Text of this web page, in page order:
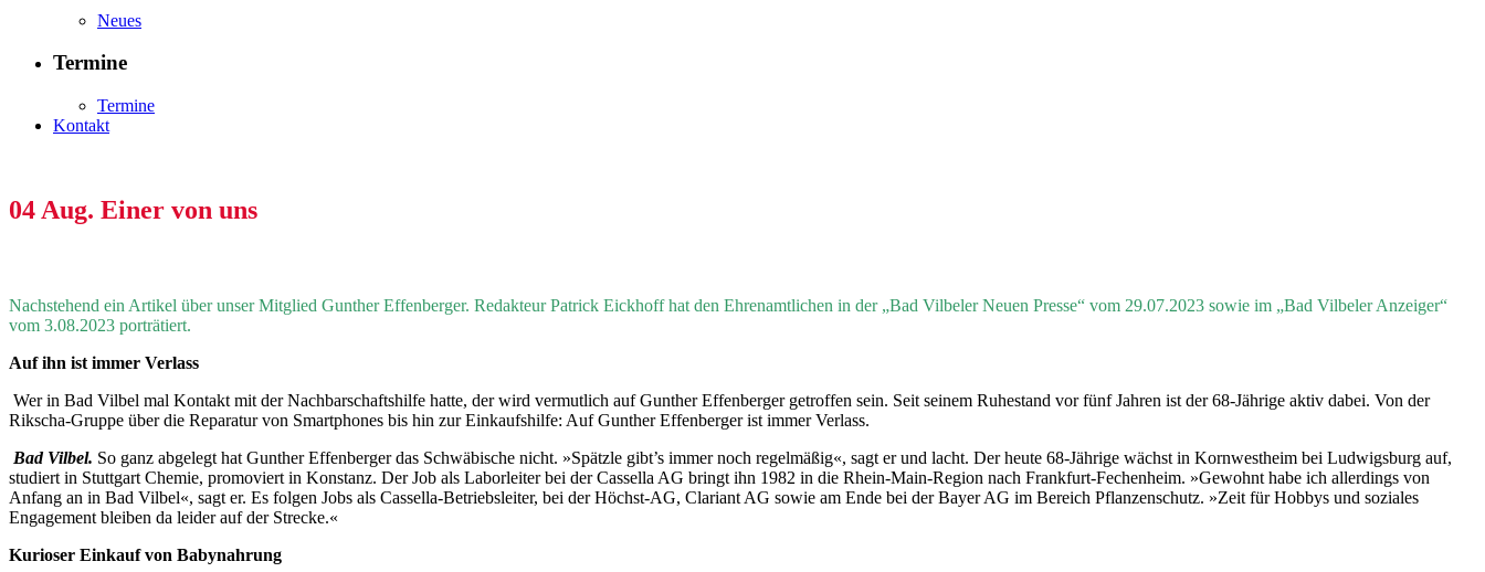
Neues
Termine
Termine
Kontakt
04 Aug. Einer von uns
Nachstehend ein Artikel über unser Mitglied Gunther Effenberger. Redakteur Patrick Eickhoff hat den Ehrenamtlichen in der „Bad Vilbeler Neuen Presse“ vom 29.07.2023 sowie im „Bad Vilbeler Anzeiger“
vom 3.08.2023 porträtiert.
Auf ihn ist immer Verlass
Wer in Bad Vilbel mal Kontakt mit der Nachbarschaftshilfe hatte, der wird vermutlich auf Gunther Effenberger getroffen sein. Seit seinem Ruhestand vor fünf Jahren ist der 68-Jährige aktiv dabei. Von der
Rikscha-Gruppe über die Reparatur von Smartphones bis hin zur Einkaufshilfe: Auf Gunther Effenberger ist immer Verlass.
Bad Vilbel. So ganz abgelegt hat Gunther Effenberger das Schwäbische nicht. »Spätzle gibt’s immer noch regelmäßig«, sagt er und lacht. Der heute 68-Jährige wächst in Kornwestheim bei Ludwigsburg auf,
studiert in Stuttgart Chemie, promoviert in Konstanz. Der Job als Laborleiter bei der Cassella AG bringt ihn 1982 in die Rhein-Main-Region nach Frankfurt-Fechenheim. »Gewohnt habe ich allerdings von
Anfang an in Bad Vilbel«, sagt er. Es folgen Jobs als Cassella-Betriebsleiter, bei der Höchst-AG, Clariant AG sowie am Ende bei der Bayer AG im Bereich Pflanzenschutz. »Zeit für Hobbys und soziales
Engagement bleiben da leider auf der Strecke.«
Kurioser Einkauf von Babynahrung